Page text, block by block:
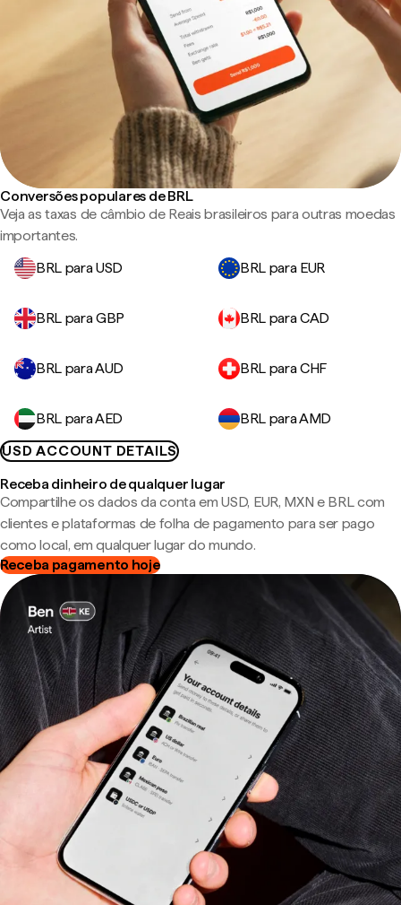
Conversões populares de BRL
Veja as taxas de câmbio de Reais brasileiros para outras moedas
importantes.
BRL para USD
BRL para EUR
BRL para GBP BRL para CAD
BRL para AUD BRL para CHF
BRL para AED
BRL para AMD
USD ACCOUNT DETAILS
Receba dinheiro de qualquer lugar
Compartilhe os dados da conta em USD, EUR, MXN e BRL com
clientes e plataformas de folha de pagamento para ser pago
como local, em qualquer lugar do mundo.
Receba pagamento hoje